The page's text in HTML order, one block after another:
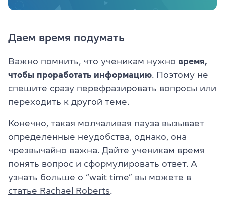
Даем время подумать
Важно помнить, что ученикам нужно время,
чтобы проработать информацию . Поэтому не
спешите сразу перефразировать вопросы или
переходить к другой теме.
Конечно, такая молчаливая пауза вызывает
определенные неудобства, однако, она
чрезвычайно важна. Дайте ученикам время
понять вопрос и сформулировать ответ. А
узнать больше о “wait time” вы можете в
статье Rachael Roberts